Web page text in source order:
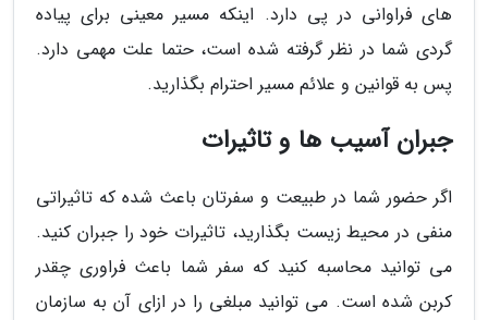
های فراوانی در پی دارد. اینکه مسیر معینی برای پیاده
گردی شما در نظر گرفته شده است، حتما علت مهمی دارد.
پس به قوانین و علائم مسیر احترام بگذارید.
جبران آسیب ها و تاثیرات
اگر حضور شما در طبیعت و سفرتان باعث شده که تاثیراتی
منفی در محیط زیست بگذارید، تاثیرات خود را جبران کنید.
می توانید محاسبه کنید که سفر شما باعث فراوری چقدر
کربن شده است. می توانید مبلغی را در ازای آن به سازمان